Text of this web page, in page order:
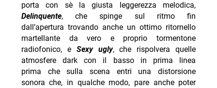
porta con sè la giusta leggerezza melodica,
Delinquente, che spinge sul ritmo fin
dall’apertura trovando anche un ottimo ritornello
martellante da vero e proprio tormentone
radiofonico, e Sexy ugly, che rispolvera quelle
atmosfere dark con il basso in prima linea
prima che sulla scena entri una distorsione
sonora che, in qualche modo, pare anche poter